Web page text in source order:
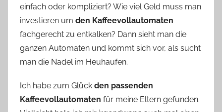
einfach oder kompliziert? Wie viel Geld muss man
investieren um den Kaffeevollautomaten
fachgerecht zu entkalken? Dann sieht man die
ganzen Automaten und kommt sich vor, als sucht
man die Nadel im Heuhaufen.
Ich habe zum Glück den passenden
Kaffeevollautomaten für meine Eltern gefunden.